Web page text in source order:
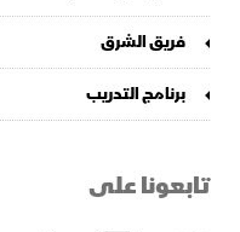
فريق الشرق
برنامج التدريب
تابعونا على